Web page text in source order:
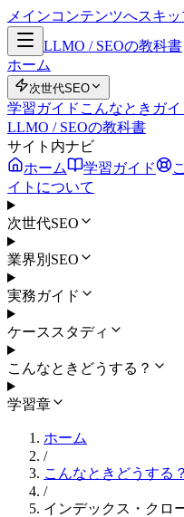
メインコンテンツへスキ
LLMO / SEOの教科書
ホーム
次世代SEO
学習ガイド こんなとき ガイ
LLMO / SEOの教科書
サイト内ナビ
ホーム
学習ガイド
イトについて
次世代SEO
業界別SEO
実務ガイド
ケーススタディ
こんなときどうする？
学習章
ホーム
/
こんなときどうする？
/
インデックス・クロ